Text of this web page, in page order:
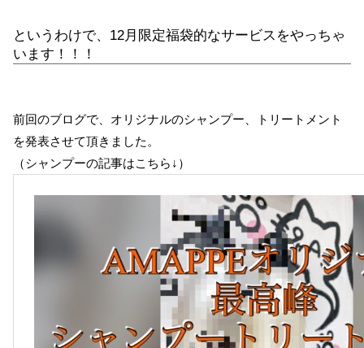
というわけで、12月限定福袋的なサービスをやっちゃ
います！！！
前回のブログで、オリジナルのシャンプー、トリートメント
を発表させて頂きました。
（シャンプーの記事はこちら↓）